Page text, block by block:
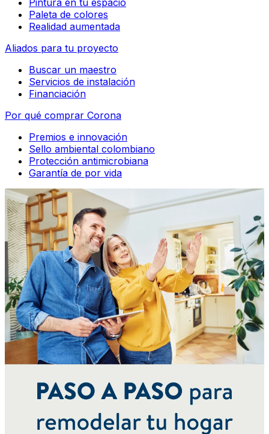
Pintura en tu espacio
Paleta de colores
Realidad aumentada
Aliados para tu proyecto
Buscar un maestro
Servicios de instalación
Financiación
Por qué comprar Corona
Premios e innovación
Sello ambiental colombiano
Protección antimicrobiana
Garantía de por vida